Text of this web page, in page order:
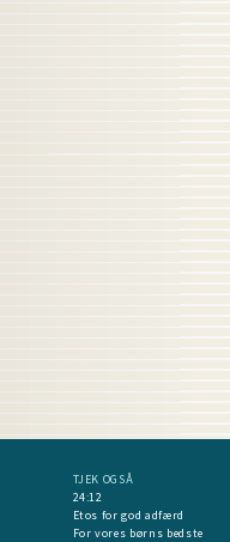
TJEK OGSÅ
24:12
Etos for god adfærd
For vores børns bedste